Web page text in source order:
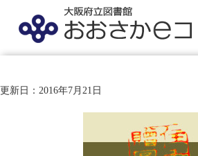
更新日：2016年7月21日